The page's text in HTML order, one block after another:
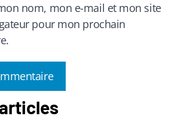
nom, mon e-mail et mon site
pour mon prochain